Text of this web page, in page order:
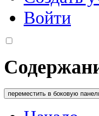
Войти
переместить в боковую